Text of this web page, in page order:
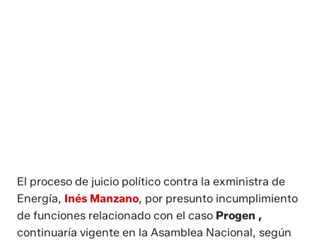
El proceso de juicio político contra la exministra de
Energía, Inés Manzano, por presunto incumplimiento
de funciones relacionado con el caso Progen ,
continuaría vigente en la Asamblea Nacional, según